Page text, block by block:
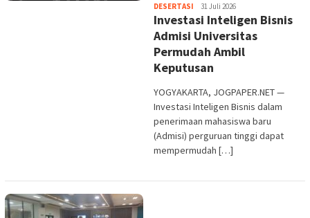
DESERTASI Heri
Purwata
31 Juli 2026
Investasi Inteligen Bisnis
Admisi Universitas
Permudah Ambil
Keputusan
YOGYAKARTA, JOGPAPER.NET —
Investasi Inteligen Bisnis dalam
penerimaan mahasiswa baru
(Admisi) perguruan tinggi dapat
mempermudah […]